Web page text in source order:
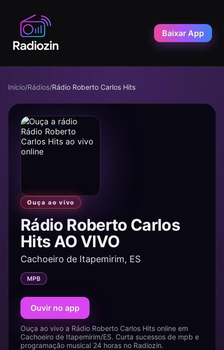
Baixar App
Início/Rádios/Rádio Roberto Carlos Hits
Ouça ao vivo
Rádio Roberto Carlos
Hits AO VIVO
Cachoeiro de Itapemirim, ES
MPB
Ouvir no app
Ouça ao vivo a Rádio Roberto Carlos Hits online em
Cachoeiro de Itapemirim/ES. Curta sucessos de mpb e
programação musical 24 horas no Radiozin.